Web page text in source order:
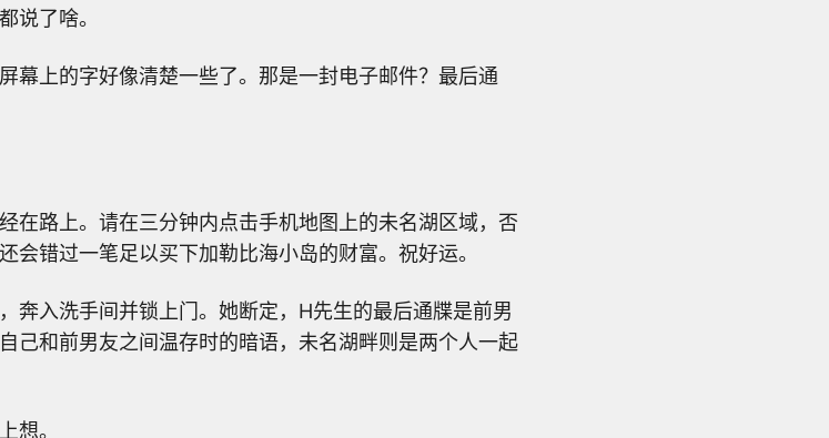
说了啥。
幕上的字好像清楚一些了。那是一封电子邮件？最后通
在路上。请在三分钟内点击手机地图上的未名湖区域，否
会错过一笔足以买下加勒比海小岛的财富。祝好运。
奔入洗手间并锁上门。她断定，H先生的最后通牒是前男
己和前男友之间温存时的暗语，未名湖畔则是两个人一起
想。